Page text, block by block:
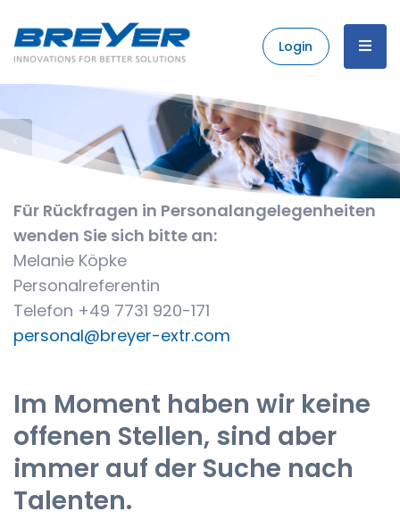
Login
Für Rückfragen in Personalangelegenheiten
wenden Sie sich bitte an:
Melanie Köpke
Personalreferentin
Telefon +49 7731 920-171
personal@breyer-extr.com
Im Moment haben wir keine
offenen Stellen, sind aber
immer auf der Suche nach
Talenten.